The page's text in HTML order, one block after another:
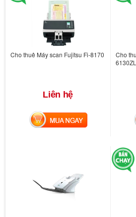
Cho thuê Máy scan Fujitsu Fi-8170
Liên hệ
MUA NGAY
Cho